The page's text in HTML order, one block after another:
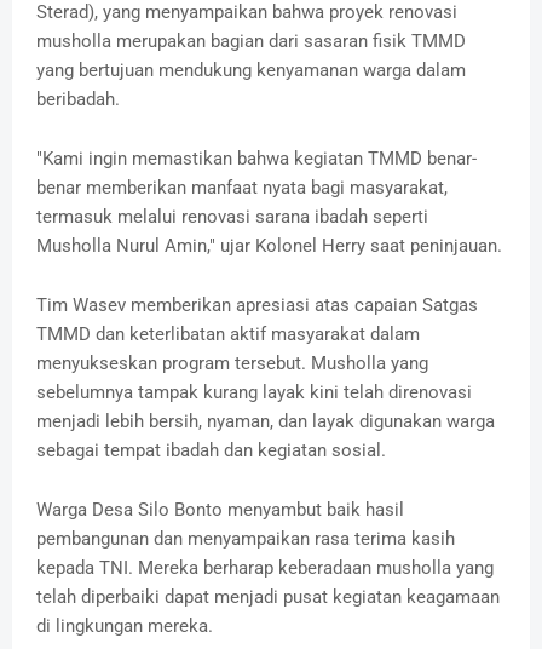
Sterad), yang menyampaikan bahwa proyek renovasi
musholla merupakan bagian dari sasaran fisik TMMD
yang bertujuan mendukung kenyamanan warga dalam
beribadah.
"Kami ingin memastikan bahwa kegiatan TMMD benar-
benar memberikan manfaat nyata bagi masyarakat,
termasuk melalui renovasi sarana ibadah seperti
Musholla Nurul Amin," ujar Kolonel Herry saat peninjauan.
Tim Wasev memberikan apresiasi atas capaian Satgas
TMMD dan keterlibatan aktif masyarakat dalam
menyukseskan program tersebut. Musholla yang
sebelumnya tampak kurang layak kini telah direnovasi
menjadi lebih bersih, nyaman, dan layak digunakan warga
sebagai tempat ibadah dan kegiatan sosial.
Warga Desa Silo Bonto menyambut baik hasil
pembangunan dan menyampaikan rasa terima kasih
kepada TNI. Mereka berharap keberadaan musholla yang
telah diperbaiki dapat menjadi pusat kegiatan keagamaan
di lingkungan mereka.